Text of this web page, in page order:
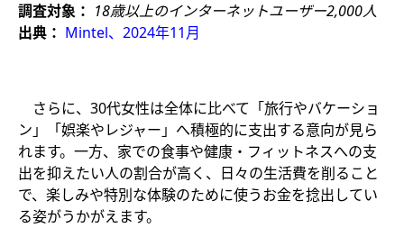
調査対象： 18歳以上のインターネットユーザー2,000人
出典： Mintel、2024年11月
​ さらに、30代女性は全体に比べて「旅行やバケーショ
ン」「娯楽やレジャー」へ積極的に支出する意向が見ら
れます。一方、家での食事や健康・フィットネスへの支
出を抑えたい人の割合が高く、日々の生活費を削ること
で、楽しみや特別な体験のために使うお金を捻出してい
る姿がうかがえます。​